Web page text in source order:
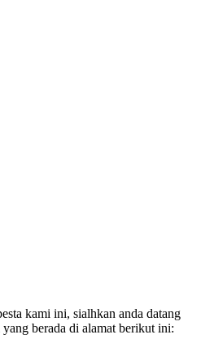
kami ini, sialhkan anda datang
berada di alamat berikut ini: